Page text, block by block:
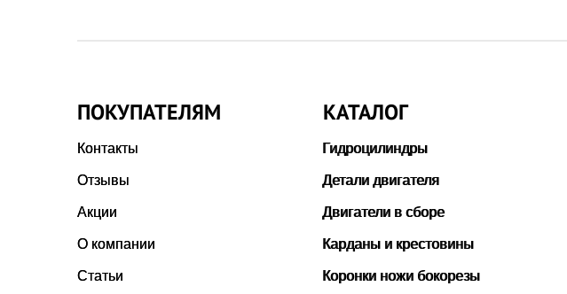
ПОКУПАТЕЛЯМ
Контакты
Отзывы
Акции
О компании
Статьи
КАТАЛОГ
Гидроцилиндры
Детали двигателя
Двигатели в сборе
Карданы и крестовины
Коронки ножи бокорезы